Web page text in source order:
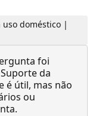
doméstico |
foi
da
é útil, mas não
ou